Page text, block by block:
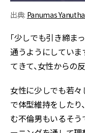
出典: Panumas
「少しでも引き締ま
通うようにしていま
てきて、女性からの
女性に少しでも若々
で体型維持をしたり
む不倫男もいるそう